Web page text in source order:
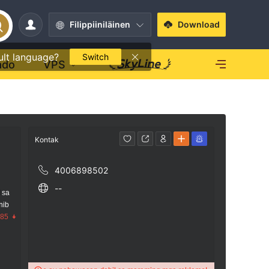
Filippiiniläinen
language? Switch
Download
VPS
sa
Kontak
4006898502
--